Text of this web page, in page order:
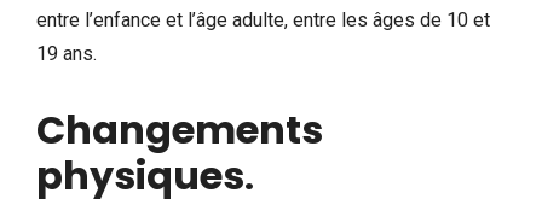
entre l’enfance et l’âge adulte, entre les âges de 10 et
19 ans.
Changements
physiques.